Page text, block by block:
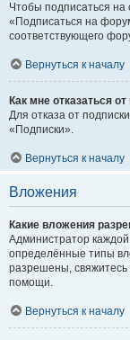
Чтобы подписаться
«Подписаться на
соответствующего
Вернуться к началу
Как мне отказаться
Для отказа от
«Подписки».
Вернуться к началу
Вложения
Какие вложения
Администратор
определённые типы
разрешены,
помощи.
Вернуться к началу